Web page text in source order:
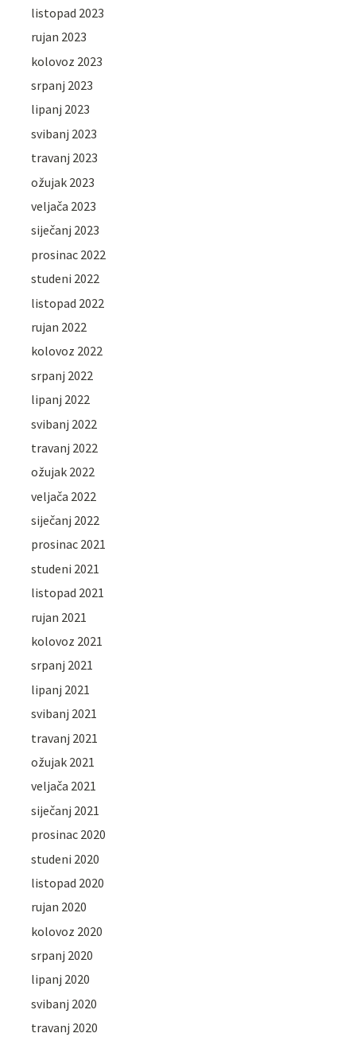
listopad 2023
rujan 2023
kolovoz 2023
srpanj 2023
lipanj 2023
svibanj 2023
travanj 2023
ožujak 2023
veljača 2023
siječanj 2023
prosinac 2022
studeni 2022
listopad 2022
rujan 2022
kolovoz 2022
srpanj 2022
lipanj 2022
svibanj 2022
travanj 2022
ožujak 2022
veljača 2022
siječanj 2022
prosinac 2021
studeni 2021
listopad 2021
rujan 2021
kolovoz 2021
srpanj 2021
lipanj 2021
svibanj 2021
travanj 2021
ožujak 2021
veljača 2021
siječanj 2021
prosinac 2020
studeni 2020
listopad 2020
rujan 2020
kolovoz 2020
srpanj 2020
lipanj 2020
svibanj 2020
travanj 2020